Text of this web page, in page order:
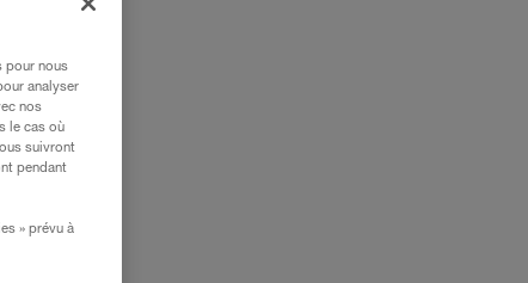
pour nous
analyser
nos
le cas où
suivront
pendant
» prévu à